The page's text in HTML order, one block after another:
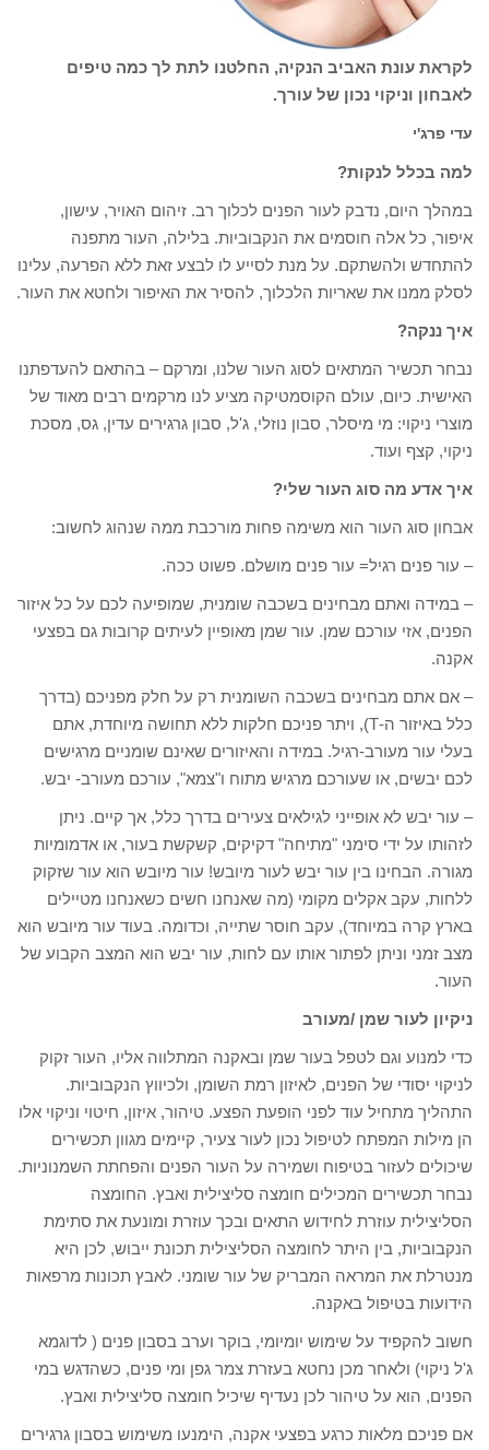
לקראת עונת האביב הנקיה, החלטנו לתת לך כמה טיפים
לאבחון וניקוי נכון של עורך.
עדי פרג'י
למה בכלל לנקות?
במהלך היום, נדבק לעור הפנים לכלוך רב. זיהום האויר, עישון,
איפור, כל אלה חוסמים את הנקבוביות. בלילה, העור מתפנה
להתחדש ולהשתקם. על מנת לסייע לו לבצע זאת ללא הפרעה, עלינו
לסלק ממנו את שאריות הלכלוך, להסיר את האיפור ולחטא את העור.
איך ננקה?
נבחר תכשיר המתאים לסוג העור שלנו, ומרקם – בהתאם להעדפתנו
האישית. כיום, עולם הקוסמטיקה מציע לנו מרקמים רבים מאוד של
מוצרי ניקוי: מי מיסלר, סבון נוזלי, ג'ל, סבון גרגירים עדין, גס, מסכת
ניקוי, קצף ועוד.
איך אדע מה סוג העור שלי?
אבחון סוג העור הוא משימה פחות מורכבת ממה שנהוג לחשוב:
– עור פנים רגיל= עור פנים מושלם. פשוט ככה.
– במידה ואתם מבחינים בשכבה שומנית, שמופיעה לכם על כל איזור
הפנים, אזי עורכם שמן. עור שמן מאופיין לעיתים קרובות גם בפצעי
אקנה.
– אם אתם מבחינים בשכבה השומנית רק על חלק מפניכם (בדרך
כלל באיזור ה-T), ויתר פניכם חלקות ללא תחושה מיוחדת, אתם
בעלי עור מעורב-רגיל. במידה והאיזורים שאינם שומניים מרגישים
לכם יבשים, או שעורכם מרגיש מתוח ו"צמא", עורכם מעורב- יבש.
– עור יבש לא אופייני לגילאים צעירים בדרך כלל, אך קיים. ניתן
לזהותו על ידי סימני "מתיחה" דקיקים, קשקשת בעור, או אדמומיות
מגורה. הבחינו בין עור יבש לעור מיובש! עור מיובש הוא עור שזקוק
ללחות, עקב אקלים מקומי (מה שאנחנו חשים כשאנחנו מטיילים
בארץ קרה במיוחד), עקב חוסר שתייה, וכדומה. בעוד עור מיובש הוא
מצב זמני וניתן לפתור אותו עם לחות, עור יבש הוא המצב הקבוע של
העור.
ניקיון לעור שמן /מעורב
כדי למנוע וגם לטפל בעור שמן ובאקנה המתלווה אליו, העור זקוק
לניקוי יסודי של הפנים, לאיזון רמת השומן, ולכיווץ הנקבוביות.
התהליך מתחיל עוד לפני הופעת הפצע. טיהור, איזון, חיטוי וניקוי אלו
הן מילות המפתח לטיפול נכון לעור צעיר, קיימים מגוון תכשירים
שיכולים לעזור בטיפוח ושמירה על העור הפנים והפחתת השמנוניות.
נבחר תכשירים המכילים חומצה סליצילית ואבץ. החומצה
הסליצילית עוזרת לחידוש התאים ובכך עוזרת ומונעת את סתימת
הנקבוביות, בין היתר לחומצה הסליצילית תכונת ייבוש, לכן היא
מנטרלת את המראה המבריק של עור שומני. לאבץ תכונות מרפאות
הידועות בטיפול באקנה.
חשוב להקפיד על שימוש יומיומי, בוקר וערב בסבון פנים ( לדוגמא
ג'ל ניקוי) ולאחר מכן נחטא בעזרת צמר גפן ומי פנים, כשהדגש במי
הפנים, הוא על טיהור לכן נעדיף שיכיל חומצה סליצילית ואבץ.
אם פניכם מלאות כרגע בפצעי אקנה, הימנעו משימוש בסבון גרגירים